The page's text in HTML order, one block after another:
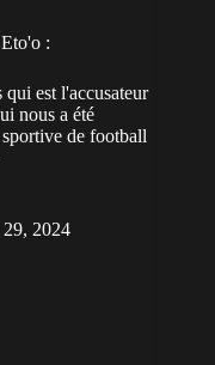
:
est l'accusateur
nous a été
de football
29, 2024